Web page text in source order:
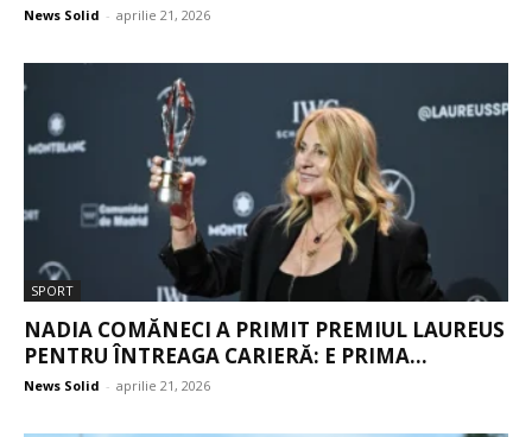
News Solid - aprilie 21, 2026
SPORT
NADIA COMĂNECI A PRIMIT PREMIUL LAUREUS
PENTRU ÎNTREAGA CARIERĂ: E PRIMA...
News Solid - aprilie 21, 2026